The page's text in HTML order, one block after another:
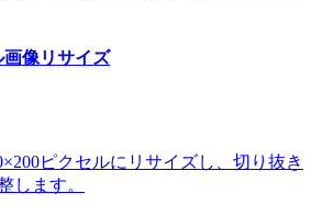
像リサイズ
ピクセルにリサイズし、切り抜き
します。